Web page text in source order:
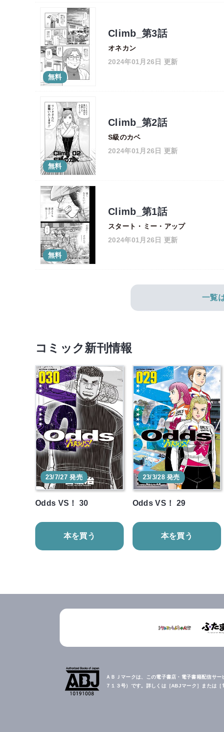
無料
Climb_第3話
オネカン
2024年01月26日 更新
無料
Climb_第2話
S級のカベ
2024年01月26日 更新
無料
Climb_第1話
スタート・ミー・アップ
2024年01月26日 更新
一覧
コミック新刊情報
23/7/27 発売
Odds VS！ 30
本を買う
23/3/28 発売
Odds VS！ 29
本を買う
ＡＢＪマークは、この電子書店・電子書籍配信サ
７１３号）です。詳しくは［ABJマーク］または［